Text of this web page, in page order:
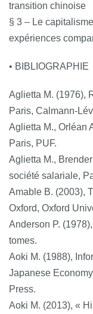
transition chinoise
§ 3 – Le
expériences
• BIBLIOGRAPHIE
Aglietta M. (1976),
Paris, Calmann-
Aglietta M., Orléan
Paris, PUF.
Aglietta M.,
société salariale,
Amable B. (2003),
Oxford, Oxford
Anderson P.
tomes.
Aoki M. (1988),
Japanese
Press.
Aoki M. (2013), «